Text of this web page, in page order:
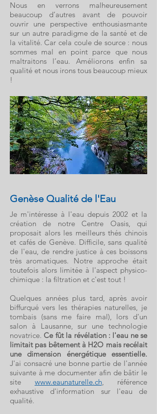
Nous en verrons malheureusement
beaucoup d’autres avant de pouvoir
ouvrir une perspective enthousiasmante
sur un autre paradigme de la santé et de
la vitalité. Car cela coule de source : nous
sommes mal en point parce que nous
maltraitons l’eau. Améliorons enfin sa
qualité et nous irons tous beaucoup mieux
!
Genèse Qualité de l'Eau
Je m'intéresse à l'eau depuis 2002 et la
création de notre Centre Oasis, qui
proposait alors les meilleurs thés chinois
et cafés de Genève. Difficile, sans qualité
de l'eau, de rendre justice à ces boissons
très aromatiques. Notre approche était
toutefois alors limitée à l'aspect physico-
chimique : la filtration et c'est tout !
Quelques années plus tard, après avoir
biffurqué vers les thérapies naturelles, je
tombais (sans me faire mal), lors d'un
salon à Lausanne, sur une technologie
novatrice.Ce fût la révélation : l'eau ne se
limitait pas bêtement à H2O mais recélait
une dimension énergétique essentielle.
J'ai consacré une bonne partie de l'année
suivante à me documenter afin de bâtir le
site www.eaunaturelle.ch, référence
exhaustive d'information sur l'eau de
qualité.